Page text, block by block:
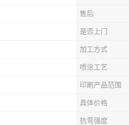
售后
是否上门
加工方式
喷涂工艺
印刷产品范围
具体价格
抗弯强度